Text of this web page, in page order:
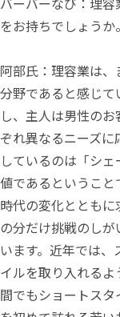
をお持ちでしょうか。
阿部氏：理容業は
分野であると感じ
し、主人は男性の
ぞれ異なるニーズ
しているのは「シ
値であるということ
時代の変化ととも
の分だけ挑戦のし
います。近年では
イルを取り入れる
間でもショートス